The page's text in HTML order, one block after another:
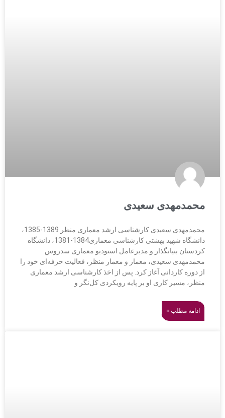
محمدمهدی سعیدی
محمدمهدی سعیدی کارشناسی ارشد معماری منظر 1389-1385،
دانشگاه شهید بهشتی کارشناسی معماری1384-1381، دانشگاه
کردستان بنیانگذار و مدیرعامل استودیو معماری سدروس
محمدمهدی سعیدی، معمار و معمار منظر، فعالیت حرفه‌ای خود را
از دوره کاردانی آغاز کرد. پس از اخذ کارشناسی ارشد معماری
منظر، مسیر کاری او بر پایه رویکردی کل‌نگر و
ادامه مطلب »